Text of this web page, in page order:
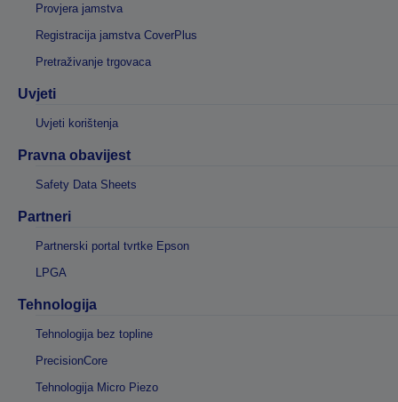
Provjera jamstva
Registracija jamstva CoverPlus
Pretraživanje trgovaca
Uvjeti
Uvjeti korištenja
Pravna obavijest
Safety Data Sheets
Partneri
Partnerski portal tvrtke Epson
LPGA
Tehnologija
Tehnologija bez topline
PrecisionCore
Tehnologija Micro Piezo